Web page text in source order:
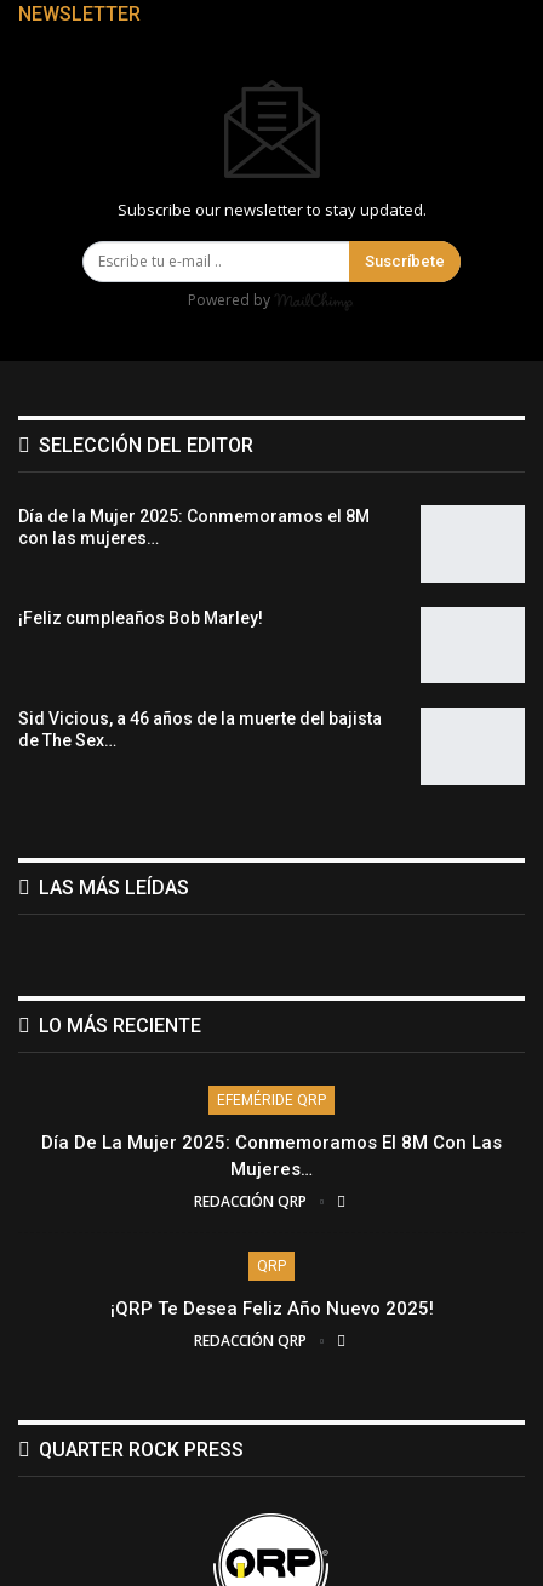
NEWSLETTER
Subscribe our newsletter to stay updated.
Suscríbete
Powered by
SELECCIÓN DEL EDITOR
Día de la Mujer 2025: Conmemoramos el 8M
con las mujeres…
¡Feliz cumpleaños Bob Marley!
Sid Vicious, a 46 años de la muerte del bajista
de The Sex…
LAS MÁS LEÍDAS
LO MÁS RECIENTE
EFEMÉRIDE QRP
Día De La Mujer 2025: Conmemoramos El 8M Con Las
Mujeres…
REDACCIÓN QRP
QRP
¡QRP Te Desea Feliz Año Nuevo 2025!
REDACCIÓN QRP
QUARTER ROCK PRESS